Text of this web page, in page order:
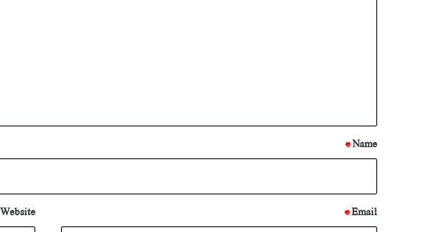
*
Name
*
Email
*
Website